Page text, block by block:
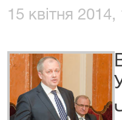
15 квітня 2014,